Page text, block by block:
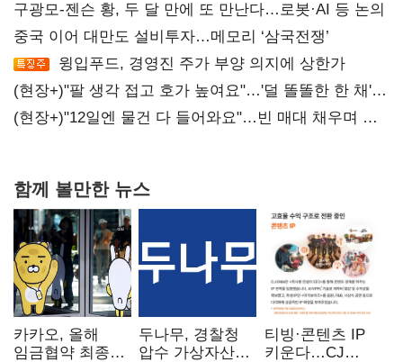
구광모-젠슨 황, 두 달 만에 또 만난다…로봇·AI 등 논의
중국 이어 대만도 설비투자…메모리 ‘삼국전쟁’
윙입푸드, 경영진 주가 부양 의지에 상한가
(현장+)"팔 생각 접고 호가 높여요"…'덜 똘똘한 한 채'
20억 키맞추기
(현장+)"12일엔 물건 다 들어와요"…빈 매대 채우며 문
함께 볼만한 뉴스
카카오, 올해
임금협약 최종
두나무, 경찰청
압수 가상자산
티빙·콘텐츠 IP
키운다…CJ